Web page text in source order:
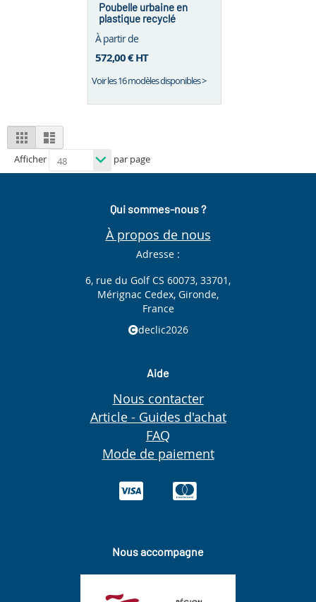
Poubelle urbaine en
plastique recyclé
sélectif
À partir de
572,00 €HT
Voir les 16 modèles disponibles >
View
as
Grid List
Afficher par page
Qui sommes-nous ?
À propos de nous
Adresse :
6, rue du Golf CS 60073, 33701,
Mérignac Cedex, Gironde,
France
declic2026
Aide
Nous contacter
Article - Guides d'achat
FAQ
Mode de paiement
Nous accompagne